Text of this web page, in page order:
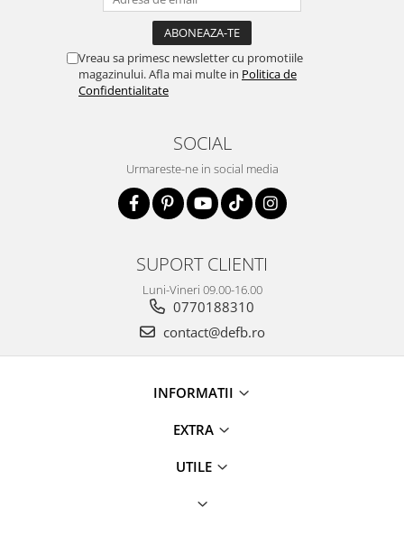
Vreau sa primesc newsletter cu promotiile
magazinului. Afla mai multe in Politica de
Confidentialitate
SOCIAL
Urmareste-ne in social media
SUPORT CLIENTI
Luni-Vineri 09.00-16.00
0770188310
contact@defb.ro
INFORMATII
EXTRA
UTILE